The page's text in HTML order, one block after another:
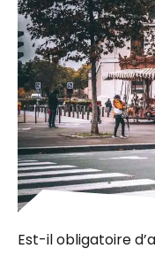
Est-il obligatoire